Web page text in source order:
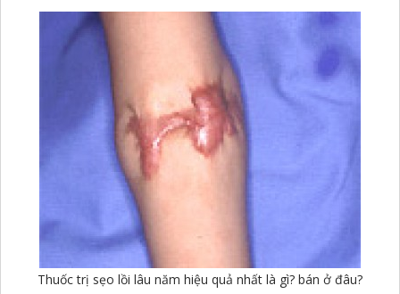
Thuốc trị sẹo lồi lâu năm hiệu quả nhất là gì? bán ở đâu?